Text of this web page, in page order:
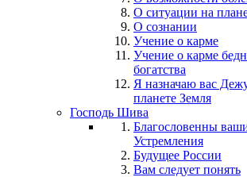
О ситуации на
О сознании
Учение о карме
Учение о карме
богатства
Я назначаю вас
планете Земля
Господь Шива
Благословенны
Устремления
Будущее России
Вам следует понять